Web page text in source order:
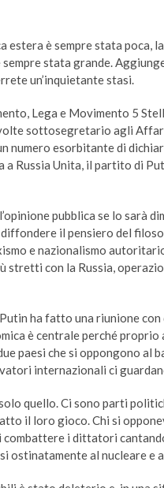
estera è sempre stata
stata grande.
un’inquietante stasi.
Lega e Movimento 5
sottosegretario agli
numero esorbitante di
Russia Unita, il partito di
pubblica se lo sarà
il pensiero del
e nazionalismo
stretti con la Russia,
ha fatto una riunione
è centrale perché
paesi che si oppongono al
internazionali ci
quello. Ci sono parti
il loro gioco. Chi si
combattere i dittatori
al nucleare e